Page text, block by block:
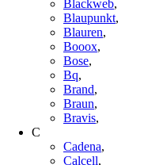
Blackweb,
Blaupunkt,
Blauren,
Booox,
Bose,
Bq,
Brand,
Braun,
Bravis,
C
Cadena,
Calcell,